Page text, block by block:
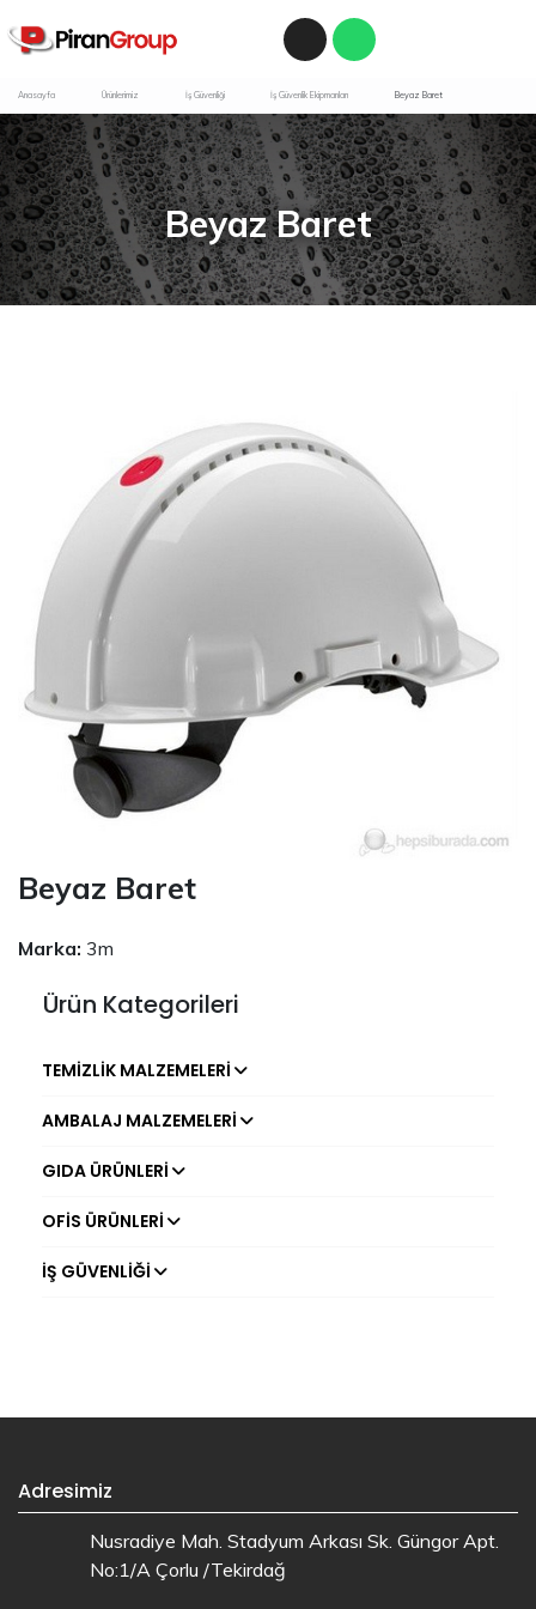
Beyaz Baret
Anasayfa Ürünlerimiz İş Güvenliği İş Güvenlik Ekipmanları Beyaz Baret
Ürün Kategorileri
TEMIZLIK MALZEMELERI
AMBALAJ MALZEMELERI
GIDA ÜRÜNLERI
OFIS ÜRÜNLERI
İŞ GÜVENLIĞI
Beyaz Baret
Marka: 3m
Adresimiz
Nusradiye Mah. Stadyum Arkası Sk. Güngor Apt.
No:1/A Çorlu /Tekirdağ